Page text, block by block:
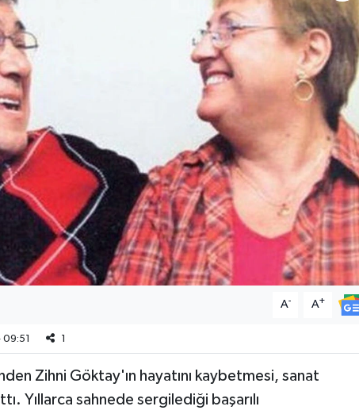
A- A+
1
Zihni Göktay'ın hayatını kaybetmesi, sanat
Yıllarca sahnede sergilediği başarılı